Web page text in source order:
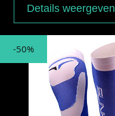
Details weergeven
-50%